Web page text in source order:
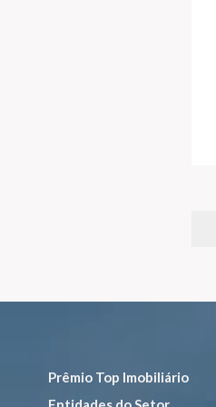
Prêmio Top Imobiliário